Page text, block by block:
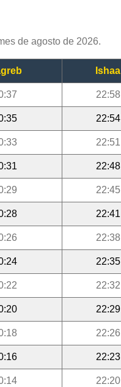
de agosto de 2026.
Ishaa
22:58
22:54
22:51
22:48
22:45
22:41
22:38
22:35
22:32
22:29
22:26
22:23
22:20